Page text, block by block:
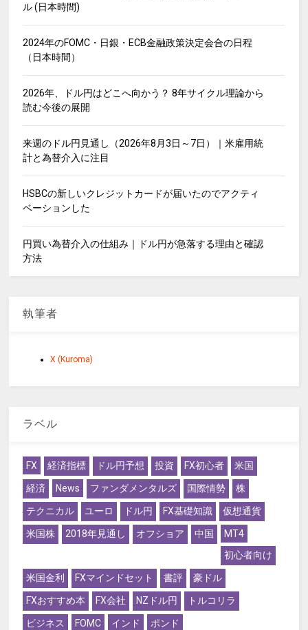
ル (日本時間)
2024年のFOMC・日銀・ECB金融政策決定会合の日程
（日本時間）
2026年、ドル円はどこへ向かう？ 8年サイクル理論から
読む今後の展開
来週のドル円見通し（2026年8月3日～7日）｜米雇用統
計と為替介入に注目
HSBCの新しいクレジットカードが届いたのでアクティ
ベーションした
円買い為替介入の仕組み｜ドル円が急落する理由と確認
方法
執筆者
X (Kuroma)
ラベル
FX 経済指標 ドル円予想 投資 FX初心者 米国
経済 News ファンダメンタルズ 国際情勢 株
テクニカル ユーロ ドル円 FX基礎知識 仮想通貨
米国株 2018年見通し オフショア 中国
MT4
初心者向け
米国金利 FXマインドセット 書評 豪ドル
FXおすすめ本 FX会社 NZドル円 トルコリラ
ビジネス FOMC インド ポンド